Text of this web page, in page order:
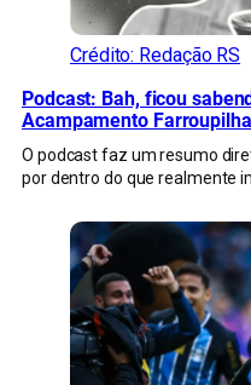
Crédito: Redação RS
Podcast: Bah, ficou
Acampamento
O podcast faz um resumo
por dentro do que realmente